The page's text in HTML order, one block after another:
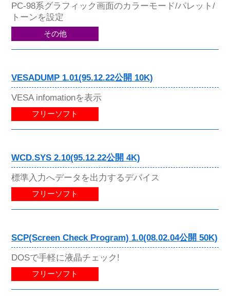
PC-98系グラフィック画面のカラーモード/パレット/
トーンを設定
その他
VESADUMP 1.01(95.12.22公開 10K)
VESA infomationを表示
フリーソフト
WCD.SYS 2.10(95.12.22公開 4K)
標準入力へデータを出力するデバイス
フリーソフト
SCP(Screen Check Program) 1.0(08.02.04公開 50K)
DOSで手軽に液晶チェック!
フリーソフト